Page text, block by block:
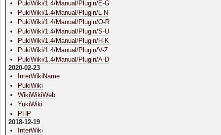
PukiWiki/1.4/Manual/Plugin/E-G
PukiWiki/1.4/Manual/Plugin/L-N
PukiWiki/1.4/Manual/Plugin/O-R
PukiWiki/1.4/Manual/Plugin/S-U
PukiWiki/1.4/Manual/Plugin/H-K
PukiWiki/1.4/Manual/Plugin/V-Z
PukiWiki/1.4/Manual/Plugin/A-D
2020-02-23
InterWikiName
PukiWiki
WikiWikiWeb
YukiWiki
PHP
2018-12-19
InterWiki